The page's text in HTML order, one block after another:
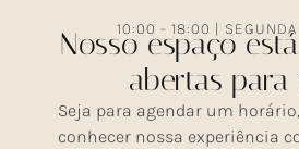
10:00 - 18:00 | SEGUNDA
Nosso espaço
abertas para
Seja para agendar um
conhecer nossa experiência